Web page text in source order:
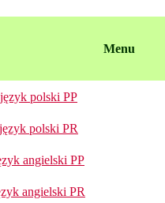
Menu
język polski PP
język polski PR
angielski PP
angielski PR